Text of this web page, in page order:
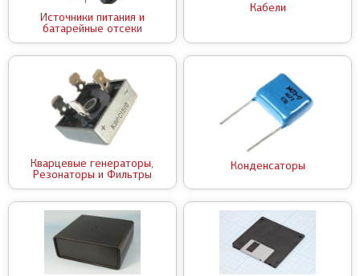
Источники питания и
батарейные отсеки
Кабели
Кварцевые генераторы,
Резонаторы и Фильтры
Конденсаторы